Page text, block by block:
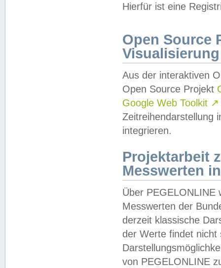
Hierfür ist eine
Open Source
Visualisierung
Aus der interaktiven
Open Source Projekt
Google Web Toolkit ↗
Zeitreihendarstellung
integrieren.
Projektarbeit
Messwerten
Über PEGELONLINE
Messwerten der
derzeit klassische
der Werte findet
von PEGELONLINE